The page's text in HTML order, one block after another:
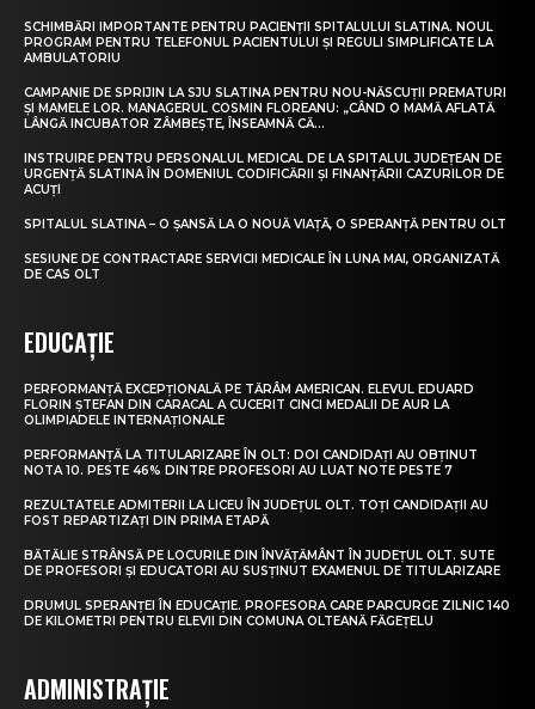
SCHIMBĂRI IMPORTANTE PENTRU PACIENȚII SPITALULUI SLATINA. NOUL
PROGRAM PENTRU TELEFONUL PACIENTULUI ȘI REGULI SIMPLIFICATE LA
AMBULATORIU
CAMPANIE DE SPRIJIN LA SJU SLATINA PENTRU NOU-NĂSCUȚII PREMATURI
ȘI MAMELE LOR. MANAGERUL COSMIN FLOREANU: „CÂND O MAMĂ AFLATĂ
LÂNGĂ INCUBATOR ZÂMBEȘTE, ÎNSEAMNĂ CĂ...
INSTRUIRE PENTRU PERSONALUL MEDICAL DE LA SPITALUL JUDEȚEAN DE
URGENȚĂ SLATINA ÎN DOMENIUL CODIFICĂRII ȘI FINANȚĂRII CAZURILOR DE
ACUȚI
SPITALUL SLATINA – O ȘANSĂ LA O NOUĂ VIAȚĂ, O SPERANȚĂ PENTRU OLT
SESIUNE DE CONTRACTARE SERVICII MEDICALE ÎN LUNA MAI, ORGANIZATĂ
DE CAS OLT
EDUCAȚIE
PERFORMANȚĂ EXCEPȚIONALĂ PE TĂRÂM AMERICAN. ELEVUL EDUARD
FLORIN ȘTEFAN DIN CARACAL A CUCERIT CINCI MEDALII DE AUR LA
OLIMPIADELE INTERNAȚIONALE
PERFORMANȚĂ LA TITULARIZARE ÎN OLT: DOI CANDIDAȚI AU OBȚINUT
NOTA 10. PESTE 46% DINTRE PROFESORI AU LUAT NOTE PESTE 7
REZULTATELE ADMITERII LA LICEU ÎN JUDEȚUL OLT. TOȚI CANDIDAȚII AU
FOST REPARTIZAȚI DIN PRIMA ETAPĂ
BĂTĂLIE STRÂNSĂ PE LOCURILE DIN ÎNVĂȚĂMÂNT ÎN JUDEȚUL OLT. SUTE
DE PROFESORI ȘI EDUCATORI AU SUSȚINUT EXAMENUL DE TITULARIZARE
DRUMUL SPERANȚEI ÎN EDUCAȚIE. PROFESORA CARE PARCURGE ZILNIC 140
DE KILOMETRI PENTRU ELEVII DIN COMUNA OLTEANĂ FĂGEȚELU
ADMINISTRAȚIE